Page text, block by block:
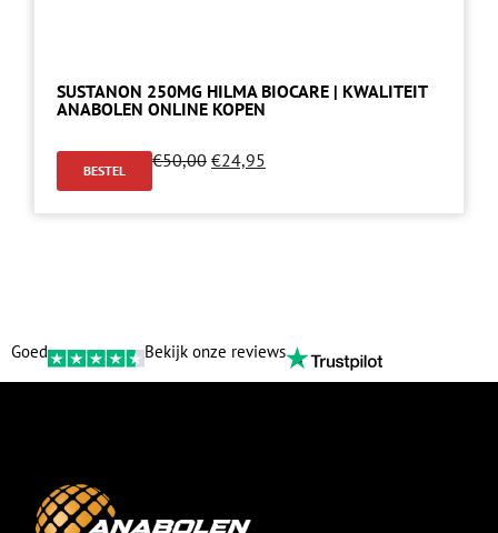
SUSTANON 250MG HILMA BIOCARE | KWALITEIT
ANABOLEN ONLINE KOPEN
BESTEL €50,00 €24,95
Goed Bekijk onze reviews